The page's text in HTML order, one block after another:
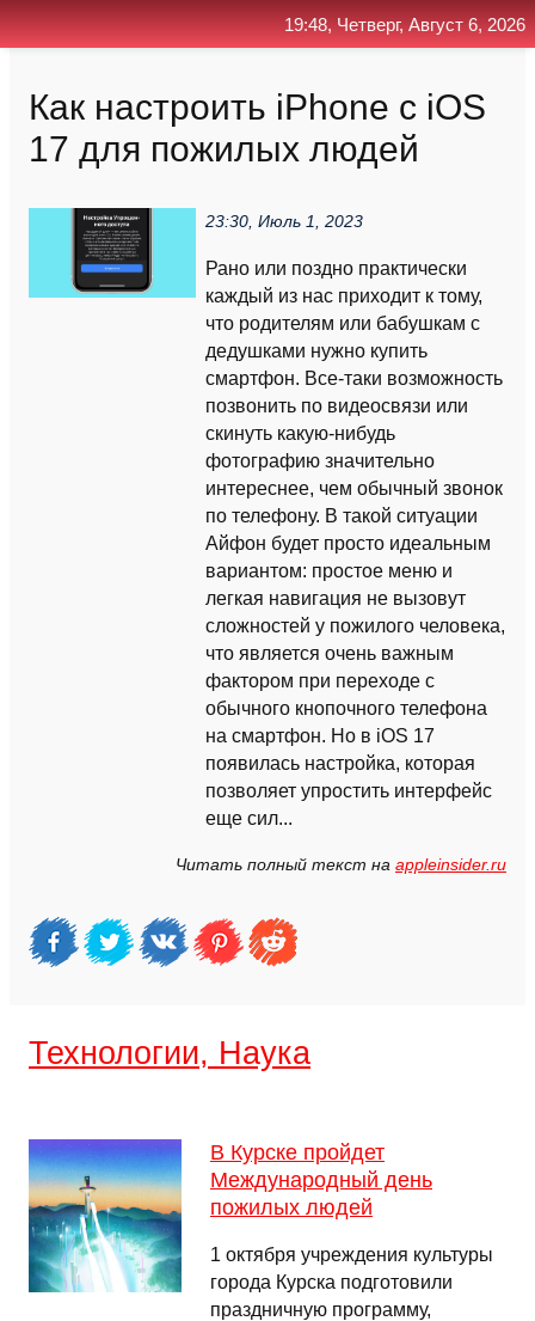
Как настроить iPhone с iOS
17 для пожилых людей
23:30, Июль 1, 2023
Рано или поздно практически
каждый из нас приходит к тому,
что родителям или бабушкам с
дедушками нужно купить
смартфон. Все-таки возможность
позвонить по видеосвязи или
скинуть какую-нибудь
фотографию значительно
интереснее, чем обычный звонок
по телефону. В такой ситуации
Айфон будет просто идеальным
вариантом: простое меню и
легкая навигация не вызовут
сложностей у пожилого человека,
что является очень важным
фактором при переходе с
обычного кнопочного телефона
на смартфон. Но в iOS 17
появилась настройка, которая
позволяет упростить интерфейс
еще сил...
Читать полный текст на appleinsider.ru
Технологии, Наука
В Курске пройдет
Международный день
пожилых людей
1 октября учреждения культуры
города Курска подготовили
праздничную программу,
19:48, Четверг, Август 6, 2026